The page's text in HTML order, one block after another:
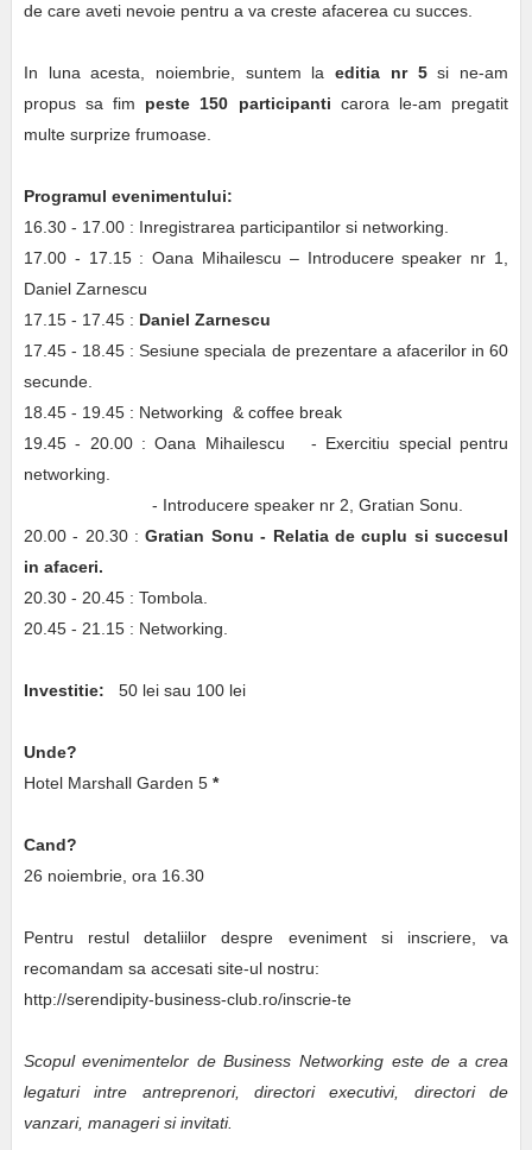
de care aveti nevoie pentru a va creste afacerea cu succes.
In luna acesta, noiembrie, suntem laeditia nr 5si ne-am
propus sa fim peste 150 participanti carora le-am pregatit
multe surprize frumoase.
Programul evenimentului:
16.30 - 17.00 : Inregistrarea participantilor si networking.
17.00 - 17.15 : Oana Mihailescu – Introducere speaker nr 1,
Daniel Zarnescu
17.15 - 17.45 : Daniel Zarnescu
17.45 - 18.45 : Sesiune speciala de prezentare a afacerilor in 60
secunde.
18.45 - 19.45 : Networking & coffee break
19.45 - 20.00 : Oana Mihailescu - Exercitiu special pentru
networking.
- Introducere speaker nr 2, Gratian Sonu.
20.00 - 20.30 :Gratian Sonu - Relatia de cuplu si succesul
in afaceri.
20.30 - 20.45 : Tombola.
20.45 - 21.15 : Networking.
Investitie: 50 lei sau 100 lei
Unde?
Hotel Marshall Garden 5 *
Cand?
26 noiembrie, ora 16.30
Pentru restul detaliilor despre eveniment si inscriere, va
recomandam sa accesati site-ul nostru:
http://serendipity-business-club.ro/inscrie-te
Scopul evenimentelor de Business Networking este de a crea
legaturi intre antreprenori, directori executivi, directori de
vanzari, manageri si invitati.